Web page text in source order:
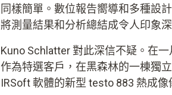
同樣簡單。數位報告嚮導和多種設
將測量結果和分析總結成令人印象
Kuno Schlatter 對此深信不疑。在
作為特選客戶，在黑森林的一棟獨
IRSoft 軟體的新型 testo 883 熱成像